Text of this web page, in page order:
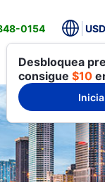
0154 USD
Desbloquea
consigue $10